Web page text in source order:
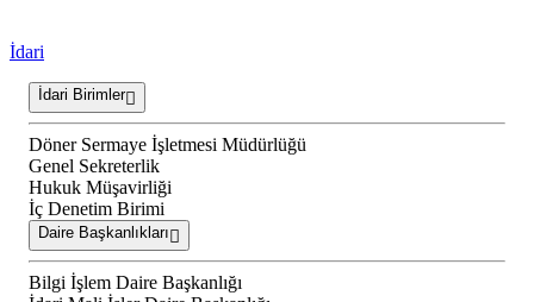
İdari
İdari Birimler
Döner Sermaye İşletmesi Müdürlüğü
Genel Sekreterlik
Hukuk Müşavirliği
İç Denetim Birimi
Daire Başkanlıkları
Bilgi İşlem Daire Başkanlığı